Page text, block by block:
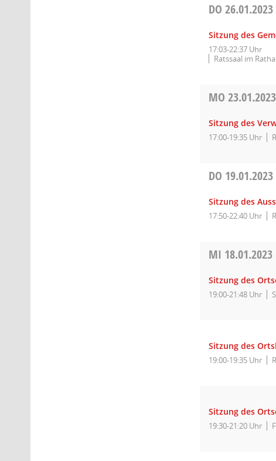
DO26.01.2023
Sitzung des
17:03-22:37 Uhr
Ratssaal im
MO23.01.2023
Sitzung des
17:00-19:35 Uhr
DO 19.01.2023
Sitzung des
17:50-22:40 Uhr
MI 18.01.2023
Sitzung des
19:00-21:48 Uhr
Sitzung des
19:00-19:35 Uhr
Sitzung des
19:30-21:20 Uhr